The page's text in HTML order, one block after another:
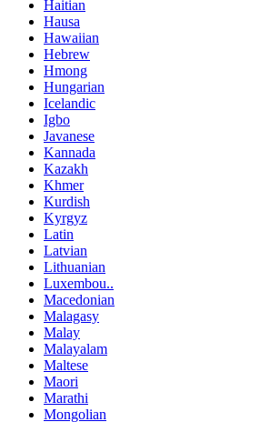
Haitian
Hausa
Hawaiian
Hebrew
Hmong
Hungarian
Icelandic
Igbo
Javanese
Kannada
Kazakh
Khmer
Kurdish
Kyrgyz
Latin
Latvian
Lithuanian
Luxembou..
Macedonian
Malagasy
Malay
Malayalam
Maltese
Maori
Marathi
Mongolian